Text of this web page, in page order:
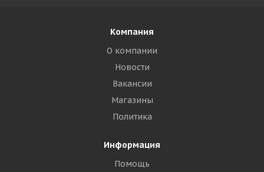
Компания
О компании
Новости
Вакансии
Магазины
Политика
Информация
Помощь